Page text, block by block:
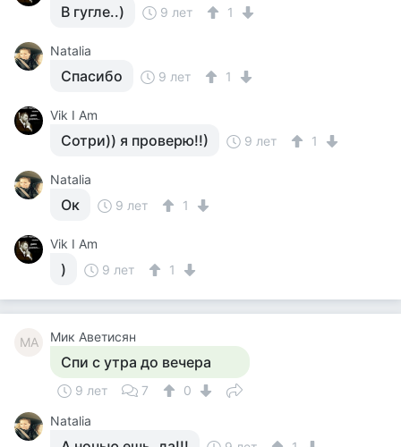
В гугле..) 9 лет 1
Natalia
Спасибо 9 лет 1
Vik I Am
Сотри)) я проверю!!) 9 лет 1
Natalia
Ок 9 лет 1
Vik I Am
) 9 лет 1
МА Мик Аветисян
Спи с утра до вечера
9 лет 7
0
Natalia